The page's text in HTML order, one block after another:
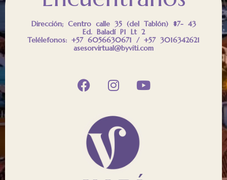
Dirección; Centro calle 35 (del Tablón) #7- 43
Ed. Baladí P1 Lt 2
Telélefonos: +57 6056630671 / +57 3016342621
asesorvirtual@byviti.com